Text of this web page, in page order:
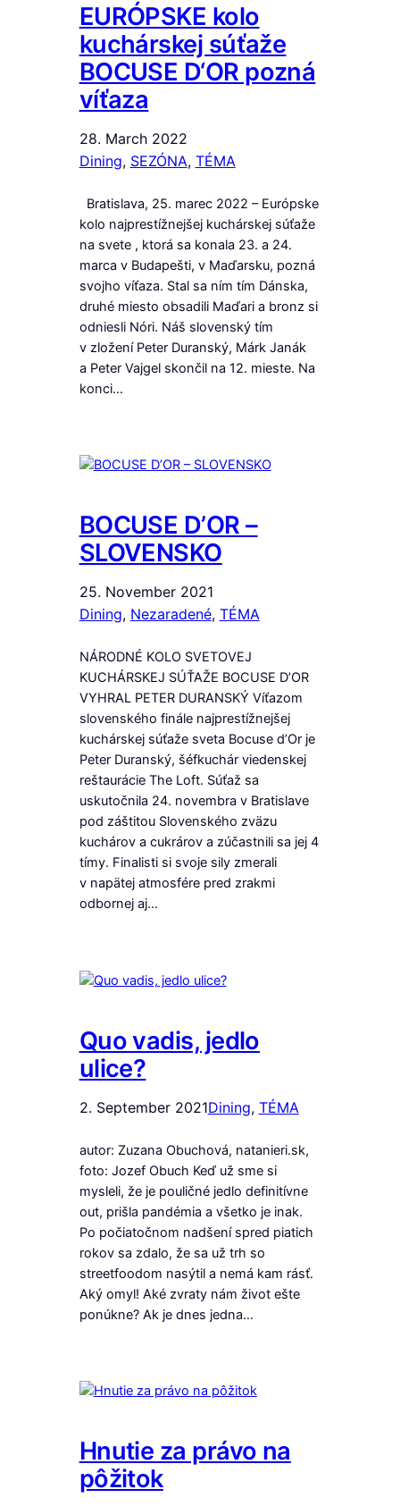
EURÓPSKE kolo
kuchárskej súťaže
BOCUSE D‘OR pozná
víťaza
28. March 2022
Dining, SEZÓNA, TÉMA
Bratislava, 25. marec 2022 – Európske
kolo najprestížnejšej kuchárskej súťaže
na svete , ktorá sa konala 23. a 24.
marca v Budapešti, v Maďarsku, pozná
svojho víťaza. Stal sa ním tím Dánska,
druhé miesto obsadili Maďari a bronz si
odniesli Nóri. Náš slovenský tím
v zložení Peter Duranský, Márk Janák
a Peter Vajgel skončil na 12. mieste. Na
konci…
BOCUSE D’OR –
SLOVENSKO
25. November 2021
Dining, Nezaradené, TÉMA
NÁRODNÉ KOLO SVETOVEJ
KUCHÁRSKEJ SÚŤAŽE BOCUSE D’OR
VYHRAL PETER DURANSKÝ Víťazom
slovenského finále najprestížnejšej
kuchárskej súťaže sveta Bocuse d’Or je
Peter Duranský, šéfkuchár viedenskej
reštaurácie The Loft. Súťaž sa
uskutočnila 24. novembra v Bratislave
pod záštitou Slovenského zväzu
kuchárov a cukrárov a zúčastnili sa jej 4
tímy. Finalisti si svoje sily zmerali
v napätej atmosfére pred zrakmi
odbornej aj…
Quo vadis, jedlo
ulice?
2. September 2021Dining, TÉMA
autor: Zuzana Obuchová, natanieri.sk,
foto: Jozef Obuch Keď už sme si
mysleli, že je pouličné jedlo definitívne
out, prišla pandémia a všetko je inak.
Po počiatočnom nadšení spred piatich
rokov sa zdalo, že sa už trh so
streetfoodom nasýtil a nemá kam rásť.
Aký omyl! Aké zvraty nám život ešte
ponúkne? Ak je dnes jedna…
Hnutie za právo na
pôžitok